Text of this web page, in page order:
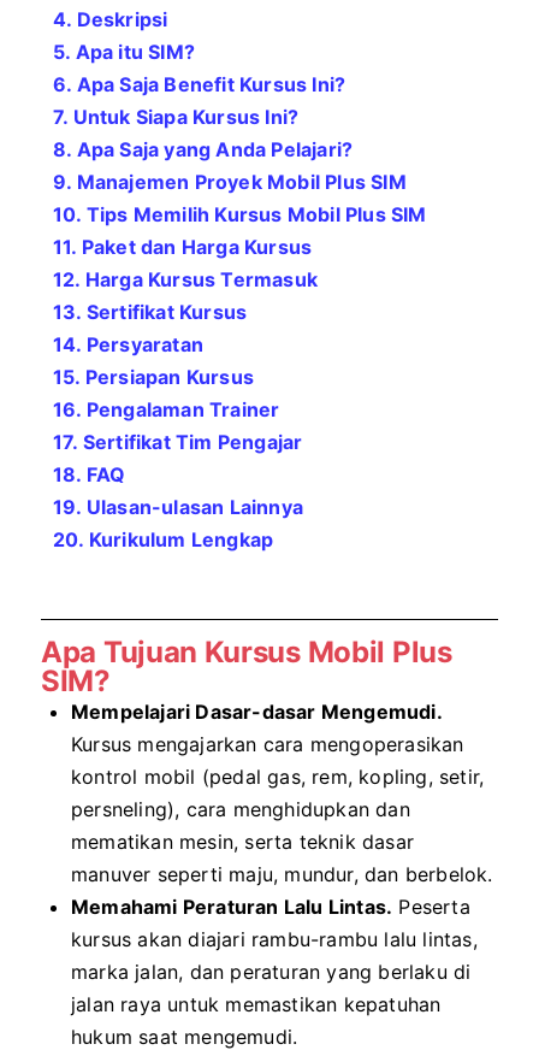
4. Deskripsi
5. Apa itu SIM?
6. Apa Saja Benefit Kursus Ini?
7. Untuk Siapa Kursus Ini?
8. Apa Saja yang Anda Pelajari?
9. Manajemen Proyek Mobil Plus SIM
10. Tips Memilih Kursus Mobil Plus SIM
11. Paket dan Harga Kursus
12. Harga Kursus Termasuk
13. Sertifikat Kursus
14. Persyaratan
15. Persiapan Kursus
16. Pengalaman Trainer
17. Sertifikat Tim Pengajar
18. FAQ
19. Ulasan-ulasan Lainnya
20. Kurikulum Lengkap
Apa Tujuan Kursus Mobil Plus
SIM?
Mempelajari Dasar-dasar Mengemudi.
Kursus mengajarkan cara mengoperasikan
kontrol mobil (pedal gas, rem, kopling, setir,
persneling), cara menghidupkan dan
mematikan mesin, serta teknik dasar
manuver seperti maju, mundur, dan berbelok.
Memahami Peraturan Lalu Lintas. Peserta
kursus akan diajari rambu-rambu lalu lintas,
marka jalan, dan peraturan yang berlaku di
jalan raya untuk memastikan kepatuhan
hukum saat mengemudi.